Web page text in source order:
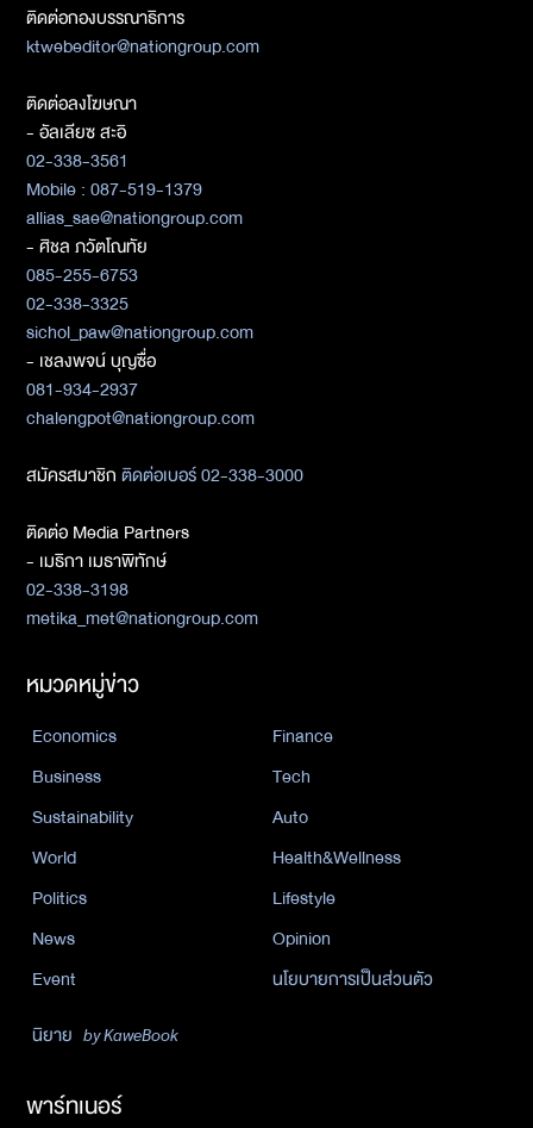
ติดต่อกองบรรณาธิการ
ktwebeditor@nationgroup.com
ติดต่อลงโฆษณา
- อัลเลียซ สะอิ
02-338-3561
Mobile : 087-519-1379
allias_sae@nationgroup.com
- ศิชล ภวัตโณทัย
085-255-6753
02-338-3325
sichol_paw@nationgroup.com
- เชลงพจน์ บุญซื่อ
081-934-2937
chalengpot@nationgroup.com
สมัครสมาชิกติดต่อเบอร์ 02-338-3000
ติดต่อ Media Partners
- เมธิกา เมธาพิทักษ์
02-338-3198
metika_met@nationgroup.com
หมวดหมู่ข่าว
Economics
Finance
Business
Tech
Sustainability
Auto
World
Health&Wellness
Politics
Lifestyle
News
Opinion
Event
นโยบายการเป็นส่วนตัว
นิยาย by KaweBook
พาร์ทเนอร์